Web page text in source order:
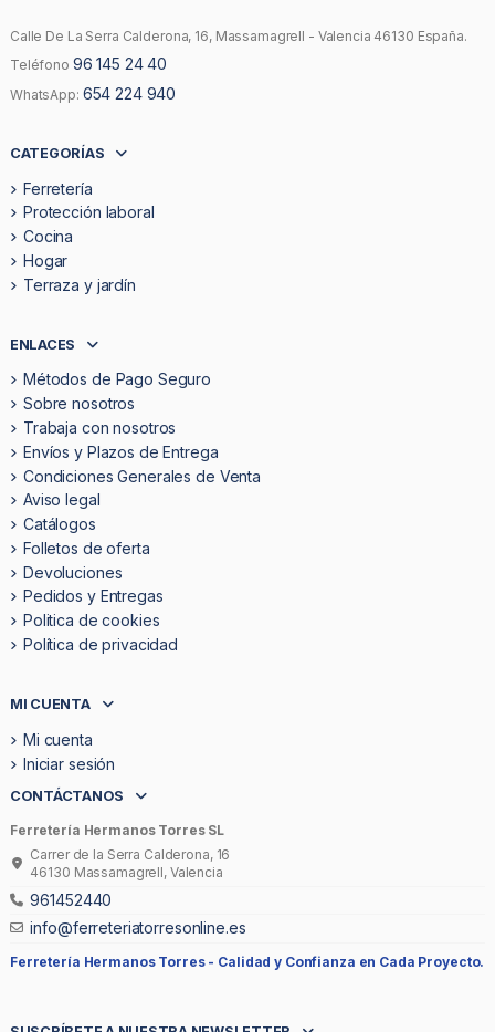
Calle De La Serra Calderona, 16, Massamagrell - Valencia 46130 España.
Teléfono 96 145 24 40
WhatsApp: 654 224 940
CATEGORÍAS
Ferretería
Protección laboral
Cocina
Hogar
Terraza y jardín
ENLACES
Métodos de Pago Seguro
Sobre nosotros
Trabaja con nosotros
Envíos y Plazos de Entrega
Condiciones Generales de Venta
Aviso legal
Catálogos
Folletos de oferta
Devoluciones
Pedidos y Entregas
Politica de cookies
Política de privacidad
MI CUENTA
Mi cuenta
Iniciar sesión
CONTÁCTANOS
Ferretería Hermanos Torres SL
Carrer de la Serra Calderona, 16
46130 Massamagrell, Valencia
961452440
info@ferreteriatorresonline.es
Ferretería Hermanos Torres - Calidad y Confianza en Cada Proyecto.